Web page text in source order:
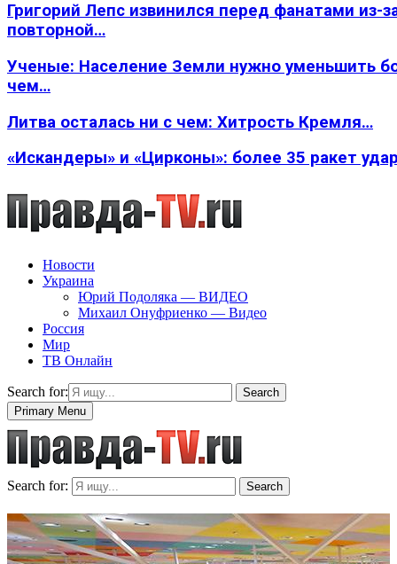
Григорий Лепс извинился перед фанатами из-
повторной…
Ученые: Население Земли нужно уменьшить
чем…
Литва осталась ни с чем: Хитрость Кремля…
«Искандеры» и «Цирконы»: более 35 ракет
Новости
Украина
Юрий Подоляка — ВИДЕО
Михаил Онуфриенко — Видео
Россия
Мир
ТВ Онлайн
Search for:
Search
Primary Menu
Search for: Search